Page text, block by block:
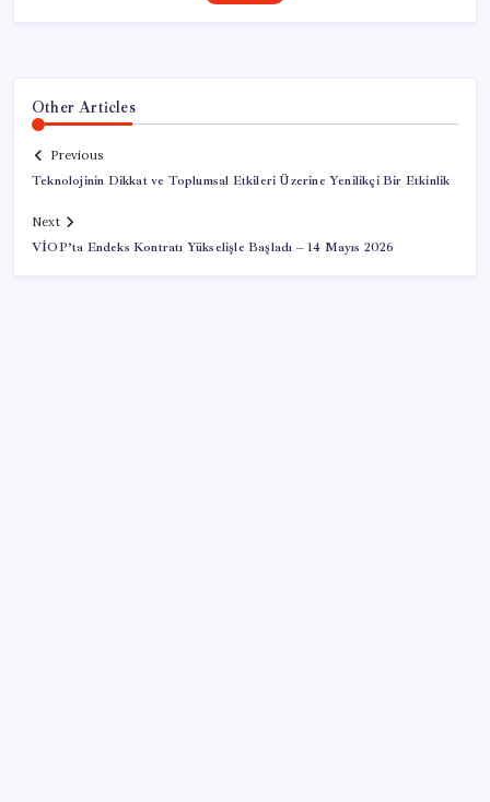
Other Articles
Previous
Teknolojinin Dikkat ve Toplumsal Etkileri Üzerine Yenilikçi Bir Etkinlik
Next
VİOP’ta Endeks Kontratı Yükselişle Başladı – 14 Mayıs 2026